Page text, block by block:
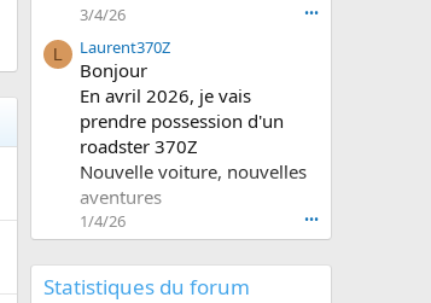
.
3/4/26 •••
L Laurent370Z
Bonjour
En avril 2026, je vais
prendre possession d'un
roadster 370Z
Nouvelle voiture, nouvelles
aventures
1/4/26 •••
Statistiques du forum